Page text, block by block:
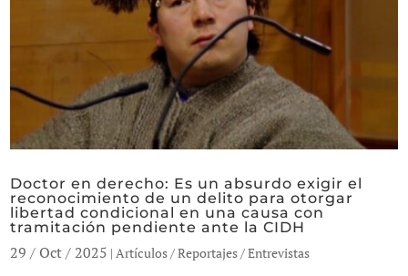
Doctor en derecho: Es un absurdo exigir el
reconocimiento de un delito para otorgar
libertad condicional en una causa con
tramitación pendiente ante la CIDH
29 / Oct / 2025 |Artículos / Reportajes / Entrevistas